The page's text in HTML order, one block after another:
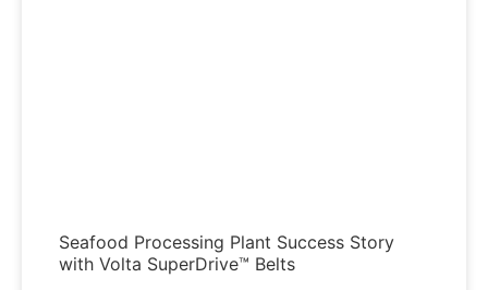
Seafood Processing Plant Success Story
with Volta SuperDrive™ Belts